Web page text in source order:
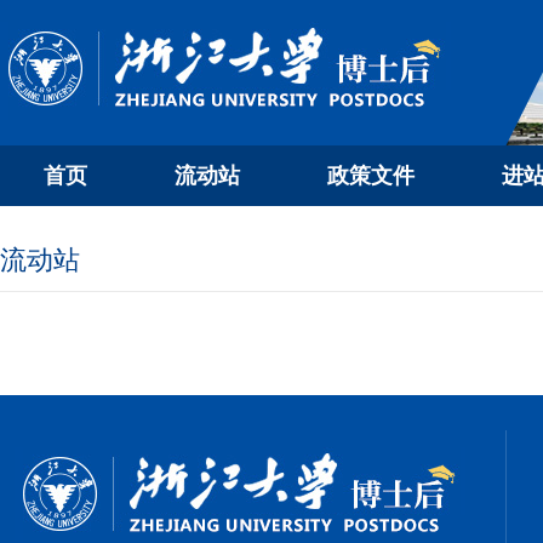
首页 流动站 政策文件 进
流动站